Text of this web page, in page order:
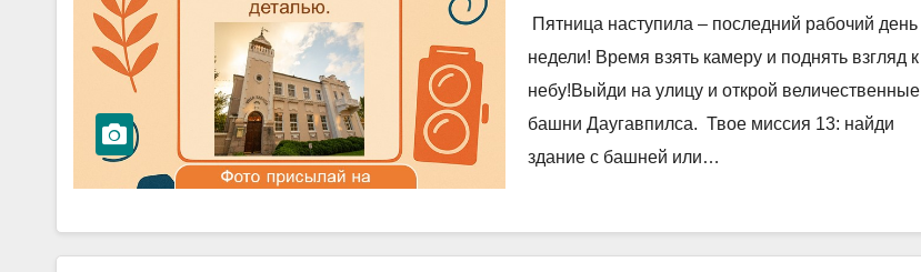
Пятница наступила – последний рабочий день
недели! Время взять камеру и поднять взгляд к
небу!Выйди на улицу и открой величественные
башни Даугавпилса. Твое миссия 13: найди
здание с башней или…